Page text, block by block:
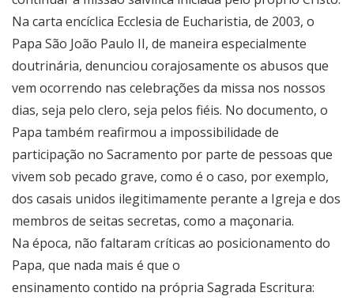
Na carta encíclica Ecclesia de Eucharistia, de 2003, o
Papa São João Paulo II, de maneira especialmente
doutrinária, denunciou corajosamente os abusos que
vem ocorrendo nas celebrações da missa nos nossos
dias, seja pelo clero, seja pelos fiéis. No documento, o
Papa também reafirmou a impossibilidade de
participação no Sacramento por parte de pessoas que
vivem sob pecado grave, como é o caso, por exemplo,
dos casais unidos ilegitimamente perante a Igreja e dos
membros de seitas secretas, como a maçonaria.
Na época, não faltaram críticas ao posicionamento do
Papa, que nada mais é que o
ensinamento contido na própria Sagrada Escritura: